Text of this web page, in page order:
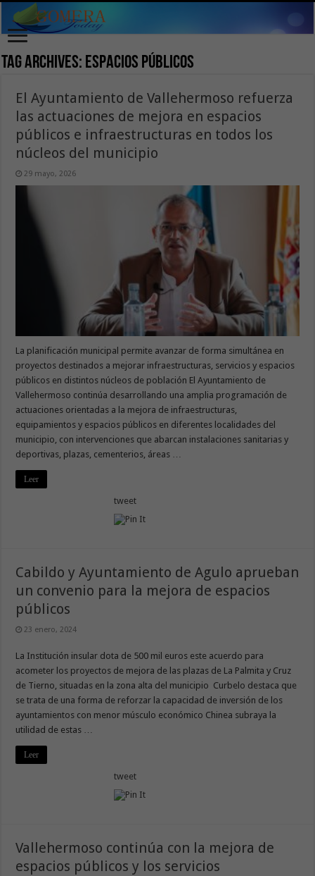
Tag Archives: espacios públicos
El Ayuntamiento de Vallehermoso refuerza
las actuaciones de mejora en espacios
públicos e infraestructuras en todos los
núcleos del municipio
29 mayo, 2026
La planificación municipal permite avanzar de forma simultánea en
proyectos destinados a mejorar infraestructuras, servicios y espacios
públicos en distintos núcleos de población El Ayuntamiento de
Vallehermoso continúa desarrollando una amplia programación de
actuaciones orientadas a la mejora de infraestructuras,
equipamientos y espacios públicos en diferentes localidades del
municipio, con intervenciones que abarcan instalaciones sanitarias y
deportivas, plazas, cementerios, áreas …
Leer
tweet
Cabildo y Ayuntamiento de Agulo aprueban
un convenio para la mejora de espacios
públicos
23 enero, 2024
La Institución insular dota de 500 mil euros este acuerdo para
acometer los proyectos de mejora de las plazas de La Palmita y Cruz
de Tierno, situadas en la zona alta del municipio Curbelo destaca que
se trata de una forma de reforzar la capacidad de inversión de los
ayuntamientos con menor músculo económico Chinea subraya la
utilidad de estas …
Leer
tweet
Vallehermoso continúa con la mejora de
espacios públicos y los servicios